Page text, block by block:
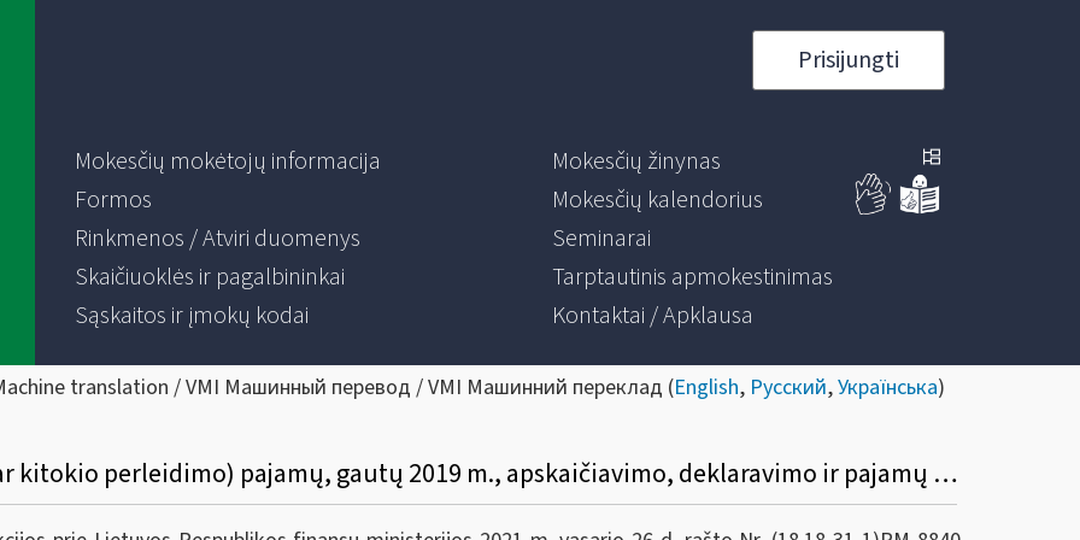
Prisijungti
Mokesčių mokėtojų informacija
Formos
Rinkmenos / Atviri duomenys
Skaičiuoklės ir pagalbininkai
Sąskaitos ir įmokų kodai
Mokesčių žinynas
Mokesčių kalendorius
Seminarai
Tarptautinis apmokestinimas
Kontaktai / Apklausa
translation / VMI Машинный перевод / VMI Машинний переклад (English, Русский,Українська)
Dėl nekilnojamojo turto pardavimo (ar kitokio perleidimo) pajamų, gautų 2019 m., apskaičiavimo, deklaravimo ir pajamų mokesčio sumokėjimo